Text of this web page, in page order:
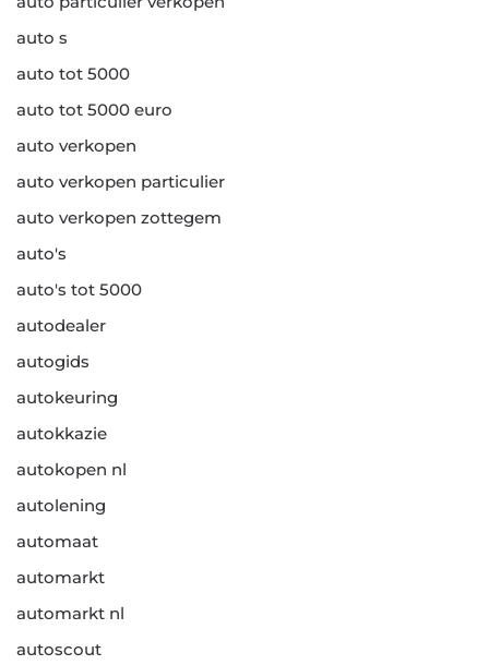
auto s
auto tot 5000
auto tot 5000 euro
auto verkopen
auto verkopen particulier
auto verkopen zottegem
auto's
auto's tot 5000
autodealer
autogids
autokeuring
autokkazie
autokopen nl
autolening
automaat
automarkt
automarkt nl
autoscout